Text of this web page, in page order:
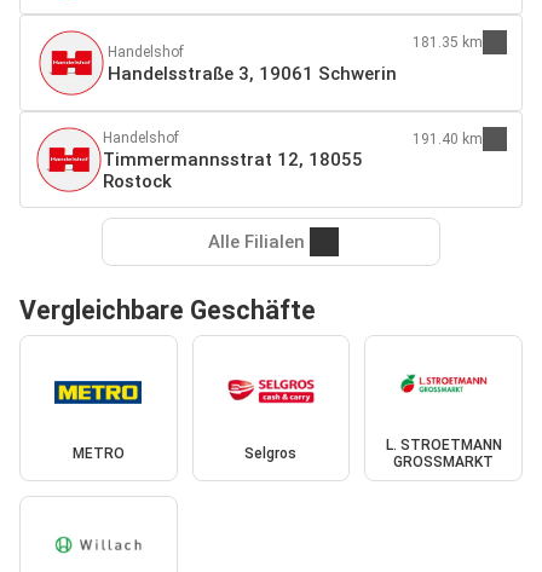
Handelshof
Handelsstraße 3, 19061 Schwerin
181.35 km
Handelshof
Timmermannsstrat 12, 18055
Rostock
191.40 km
Alle Filialen
Vergleichbare Geschäfte
METRO Selgros
L. STROETMANN
GROSSMARKT